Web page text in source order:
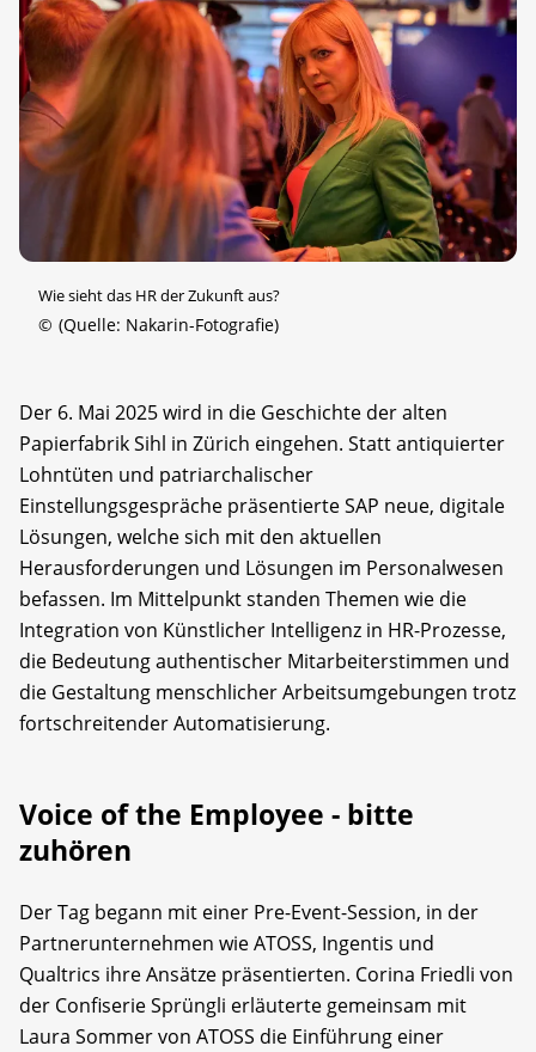
Wie sieht das HR der Zukunft aus?
© (Quelle: Nakarin-Fotografie)
Der 6. Mai 2025 wird in die Geschichte der alten
Papierfabrik Sihl in Zürich eingehen. Statt antiquierter
Lohntüten und patriarchalischer
Einstellungsgespräche präsentierte SAP neue, digitale
Lösungen, welche sich mit den aktuellen
Herausforderungen und Lösungen im Personalwesen
befassen. Im Mittelpunkt standen Themen wie die
Integration von Künstlicher Intelligenz in HR-Prozesse,
die Bedeutung authentischer Mitarbeiterstimmen und
die Gestaltung menschlicher Arbeitsumgebungen trotz
fortschreitender Automatisierung.
Voice of the Employee - bitte
zuhören
Der Tag begann mit einer Pre-Event-Session, in der
Partnerunternehmen wie ATOSS, Ingentis und
Qualtrics ihre Ansätze präsentierten. Corina Friedli von
der Confiserie Sprüngli erläuterte gemeinsam mit
Laura Sommer von ATOSS die Einführung einer